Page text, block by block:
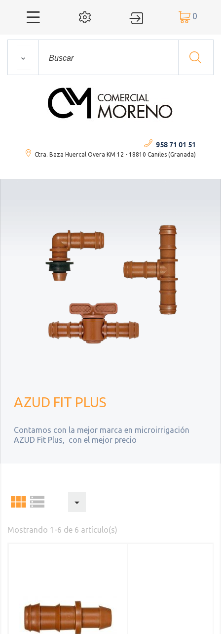
    0
958 71 01 51
Ctra. Baza Huercal Overa KM 12 - 18810 Caniles (Granada)
AZUD FIT PLUS
Contamos con la mejor marca en microirrigación
AZUD Fit Plus, con el mejor precio
  
Mostrando 1-6 de 6 artículo(s)